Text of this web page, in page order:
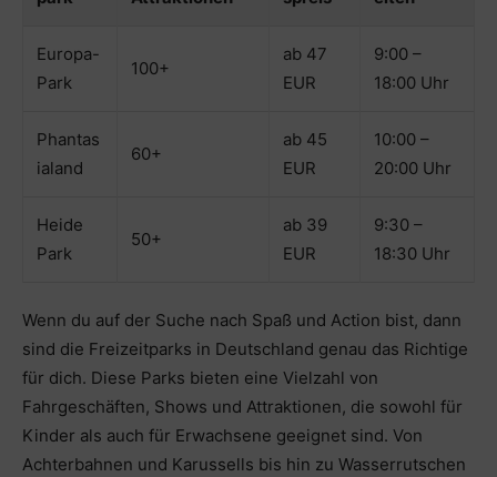
Europa-
Park
100+
ab 47
EUR
9:00 –
18:00 Uhr
Phantas
ialand
60+
ab 45
EUR
10:00 –
20:00 Uhr
Heide
Park
50+
ab 39
EUR
9:30 –
18:30 Uhr
Wenn du auf der Suche nach Spaß und Action bist, dann
sind die Freizeitparks in Deutschland genau das Richtige
für dich. Diese Parks bieten eine Vielzahl von
Fahrgeschäften, Shows und Attraktionen, die sowohl für
Kinder als auch für Erwachsene geeignet sind. Von
Achterbahnen und Karussells bis hin zu Wasserrutschen